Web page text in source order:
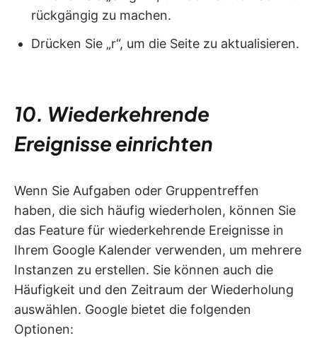
rückgängig zu machen.
Drücken Sie „r“, um die Seite zu aktualisieren.
10. Wiederkehrende
Ereignisse einrichten
Wenn Sie Aufgaben oder Gruppentreffen
haben, die sich häufig wiederholen, können Sie
das Feature für wiederkehrende Ereignisse in
Ihrem Google Kalender verwenden, um mehrere
Instanzen zu erstellen. Sie können auch die
Häufigkeit und den Zeitraum der Wiederholung
auswählen. Google bietet die folgenden
Optionen: